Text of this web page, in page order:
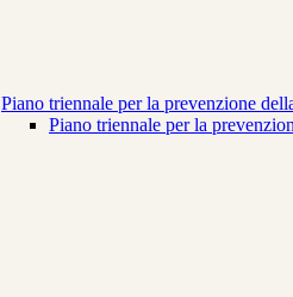
Piano triennale per la prevenzione
Piano triennale per la